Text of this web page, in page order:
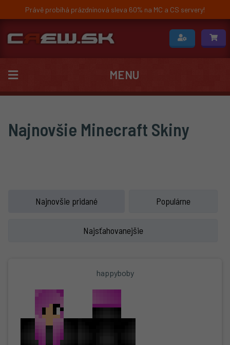
Právě probíhá prázdninová sleva 60% na MC a CS servery!
MENU
Najnovšie Minecraft Skiny
Najnovšie pridané Populárne
Najsťahovanejšie
happyboby